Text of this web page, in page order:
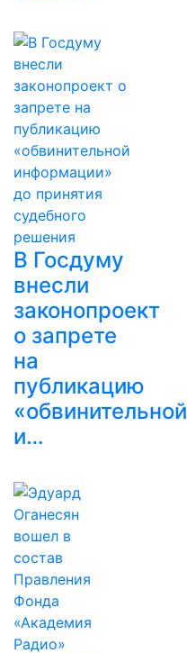
В Госдуму
внесли
законопроект
о запрете
на
публикацию
«обвинительной
и…